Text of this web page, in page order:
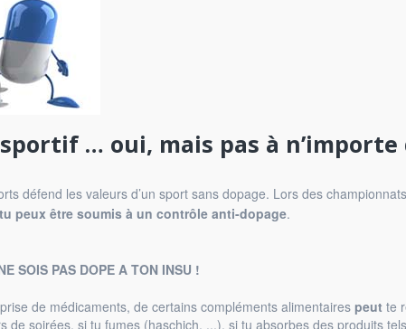
… oui, mais pas à
défend les valeurs d’un sport sans dopage. Lors des
tu peux être soumis à un contrôle anti-dopage.
SOIS PAS DOPE A TON INSU !
de médicaments, de certains compléments alimentaires peutte
de soirées, si tu fumes (haschich, ...), si tu absorbes des produits